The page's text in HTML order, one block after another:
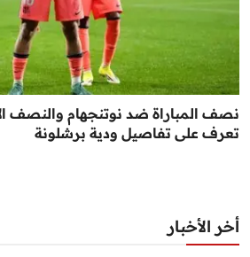
نصف المباراة ضد نوتنجهام والنصف
تعرف على تفاصيل ودية برشلونة
أخر الأخبار